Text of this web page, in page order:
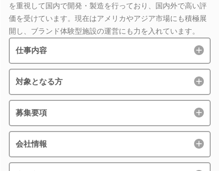
を重視して国内で開発・製造を行っており、国内外で高い評
価を受けています。現在はアメリカやアジア市場にも積極展
開し、ブランド体験型施設の運営にも力を入れています。
仕事内容
対象となる方
募集要項
会社情報